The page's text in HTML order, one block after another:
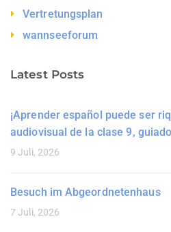
Vertretungsplan
wannseeforum
Latest Posts
¡Aprender español puede ser
audiovisual de la clase 9,
9 Juli, 2026
Besuch im Abgeordnetenhaus
7 Juli, 2026